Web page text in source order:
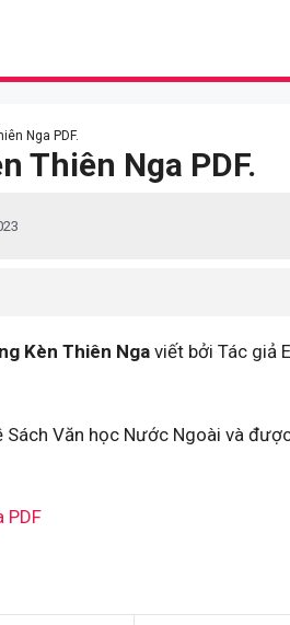
Nga PDF.
Thiên Nga PDF.
Kèn Thiên Ngaviết bởi Tác giả
Sách Văn học Nước Ngoài và
PDF